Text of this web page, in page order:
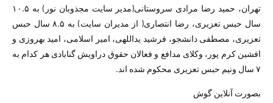
تهران، حمید رضا مرادی سروستانی(مدیر سایت مجذوبان نور) به ۱۰.۵
سال حبس تعزیری، رضا انتصاری( از مدیران سایت) به ‍۸.۵ سال حبس
مصطفی دانشجو، فرشید یداللهی، امیر اسلامی، امید بهروزی و
کرم پور، وکلای مدافع و فعالان حقوق دراویش گنابادی هر کدام به
آنلاین گوش